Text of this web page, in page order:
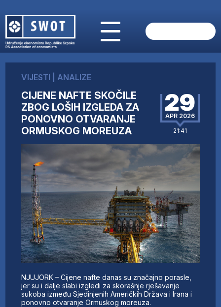
O NAMA
AKTUELNO
ANALIZE
KOMPANIJE
FINANSIJE
IZ STRANIH MEDIJA
AKTIVNOSTI
SWOT INTERVJU
UČLANI SE
KONTAKT
VIJESTI ANALIZE
CIJENE NAFTE SKOČILE
ZBOG LOŠIH IZGLEDA ZA
PONOVNO OTVARANJE
ORMUSKOG MOREUZA
29
APR 2026
21:41
NJUJORK – Cijene nafte danas su značajno porasle,
jer su i dalje slabi izgledi za skorašnje rješavanje
sukoba između Sjedinjenih Američkih Država i Irana i
ponovno otvaranje Ormuskog moreuza.